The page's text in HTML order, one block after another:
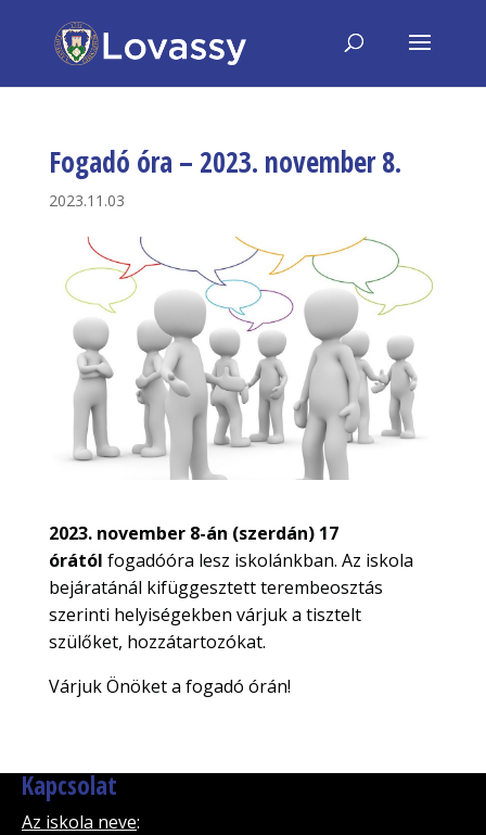
Fogadó óra – 2023. november 8.
2023.11.03
2023. november 8-án (szerdán) 17
órától fogadóóra lesz iskolánkban. Az iskola
bejáratánál kifüggesztett terembeosztás
szerinti helyiségekben várjuk a tisztelt
szülőket, hozzátartozókat.
Várjuk Önöket a fogadó órán!
Kapcsolat
Az iskola neve: